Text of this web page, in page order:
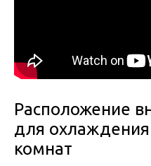
Расположение
для охлаждения
комнат